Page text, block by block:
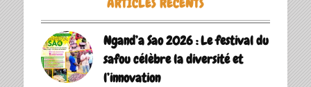
ARTICLES RÉCENTS
Ngand’a Sao 2026 : Le festival du
safou célèbre la diversité et
l’innovation